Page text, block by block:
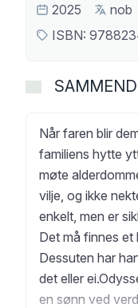
2025
nob
ISBN:
Når faren blir
familiens hytte
møte
vilje, og ikke
enkelt, men er
Det må finnes
Dessuten har
det eller
en sønn ved